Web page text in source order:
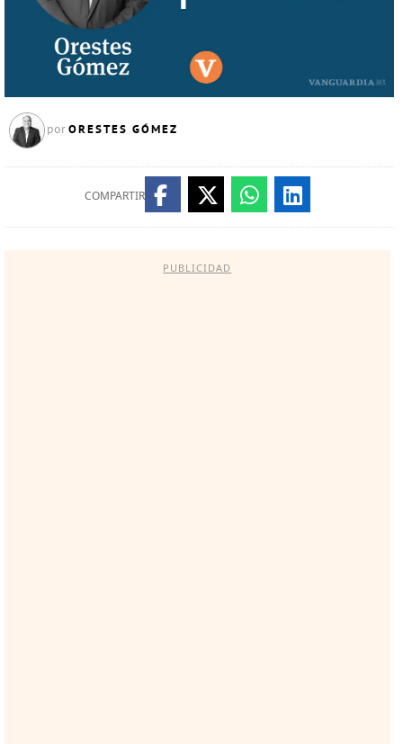
por ORESTES GÓMEZ
COMPARTIR
PUBLICIDAD